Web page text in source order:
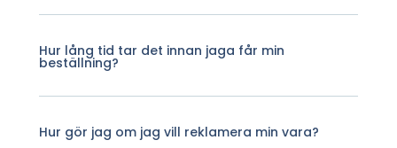
Hur lång tid tar det innan jaga får min
beställning?
Hur gör jag om jag vill reklamera min vara?